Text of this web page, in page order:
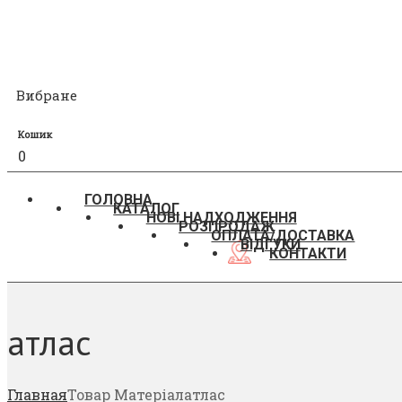
Вибране
Кошик
0
ГОЛОВНА
КАТАЛОГ
НОВІ НАДХОДЖЕННЯ
РОЗПРОДАЖ
ОПЛАТА/ДОСТАВКА
ВІДГУКИ
КОНТАКТИ
атлас
ГлавнаяТовар Матеріалатлас